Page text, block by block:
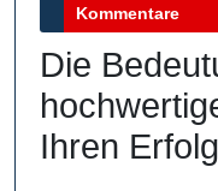
Kommentare
Die
Ihren Erfolg